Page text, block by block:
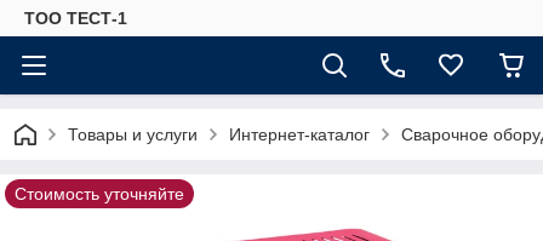
ТОО ТЕСТ-1
Товары и услуги Интернет-каталог Сварочное
Стоимость уточняйте